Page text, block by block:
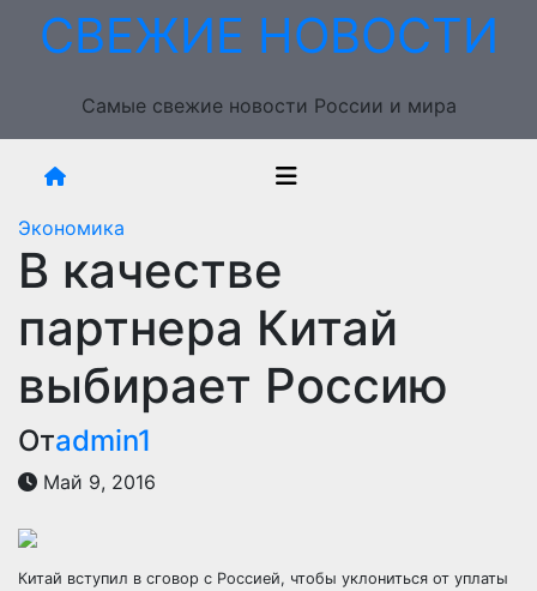
ПерейтиСВЕЖИЕ НОВОСТИ
Самые свежие новости России и мира
Экономика
В качестве
партнера Китай
выбирает Россию
Отadmin1
Май 9, 2016
Китай вступил в сговор с Россией, чтобы уклониться от уплаты